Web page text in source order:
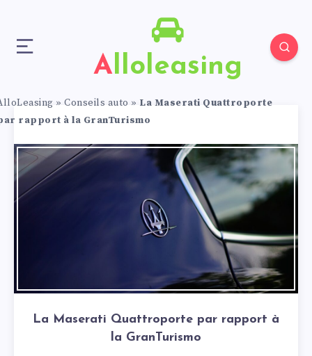
Alloleasing
» Conseils auto » La Maserati Quattroporte
rapport à la GranTurismo
La Maserati Quattroporte par rapport à
la GranTurismo